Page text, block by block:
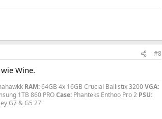
#8
Wine.
RAM:64GB 4x 16GB Crucial Ballistix 3200VGA:
1TB 860 PROCase: Phanteks Enthoo Pro 2 PSU:
G7 & G5 27"